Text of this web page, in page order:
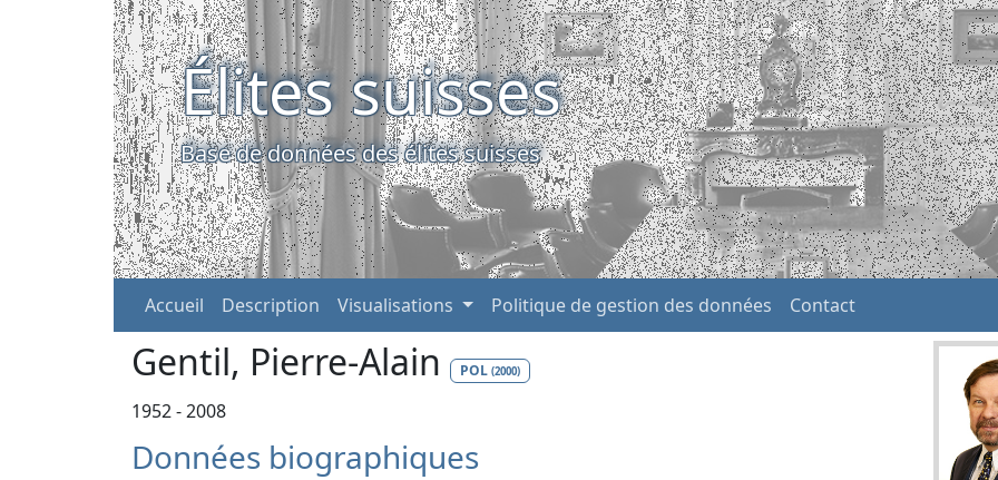
Élites suisses
Base de données des élites suisses
Accueil Description Visualisations Politique de gestion des données Contact
Gentil, Pierre-Alain POL (2000)
1952 - 2008
Données biographiques